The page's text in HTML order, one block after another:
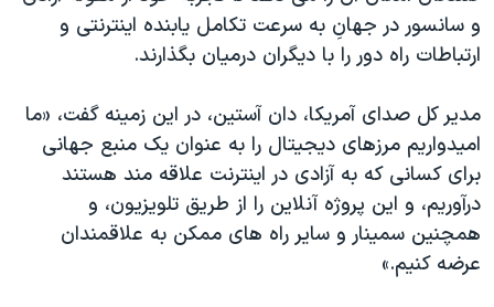
فرهنگ و زندگی
حقوق شهروندی
علم و فناوری
اسرائیل در جنگ
گالری عکس
آرشیو پخش زنده
مستندها
انتخابات ریاست جمهوری آمریکا ۲۰۲۴
رمز مهسا
ورزش زنان در ایران
اعتراضات زن، زندگی، آزادی
مجموعه مستندهای دادخواهی
دنبال کنید
زبانهای مختلف
و سانسور در جهانِ به سرعت تکامل يابنده اينترنتی و
ارتباطات راه دور را با ديگران درميان بگذارند.
مدير کل صدای آمريکا، دان آستين، در اين زمينه گفت، «ما
اميدواريم مرزهای ديجيتال را به عنوان يک منبع جهانی
برای کسانی که به آزادی در اينترنت علاقه مند هستند
درآوريم، و اين پروژه آنلاين را از طريق تلويزيون، و
همچنين سمينار و ساير راه های ممکن به علاقمندان
عرضه کنيم.»